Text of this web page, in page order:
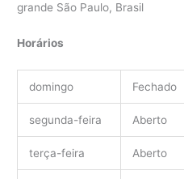
grande São Paulo, Brasil
Horários
domingo Fechado
segunda-feira Aberto
terça-feira Aberto